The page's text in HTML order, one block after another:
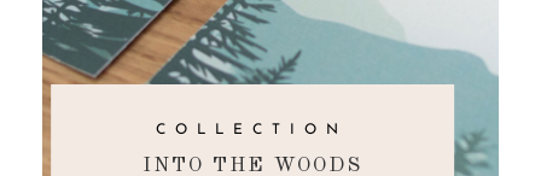
COLLECTION
INTO THE WOODS